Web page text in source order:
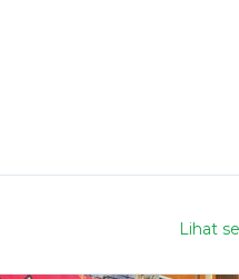
Lihat